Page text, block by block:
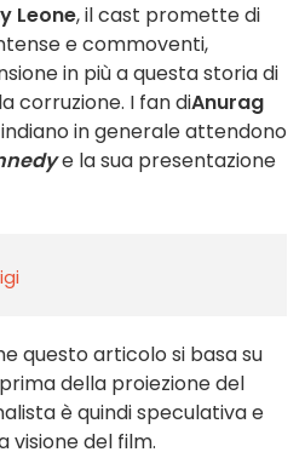
Leone, il cast promette di
e commoventi,
in più a questa storia di
corruzione. I fan diAnurag
in generale attendono
e la sua presentazione
questo articolo si basa su
della proiezione del
è quindi speculativa e
visione del film.